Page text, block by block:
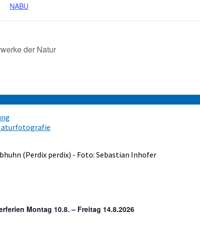
NABU
der Natur
(Perdix perdix) - Foto: Sebastian Inhofer
Montag 10.8. – Freitag 14.8.2026